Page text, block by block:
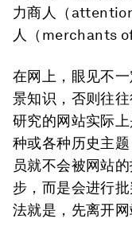
力商人（
人（merchants
在网上，眼见不
景知识，否则往
研究的网站实际
种或各种历史主
员就不会被网站
步，而是会进行
法就是，先离开网